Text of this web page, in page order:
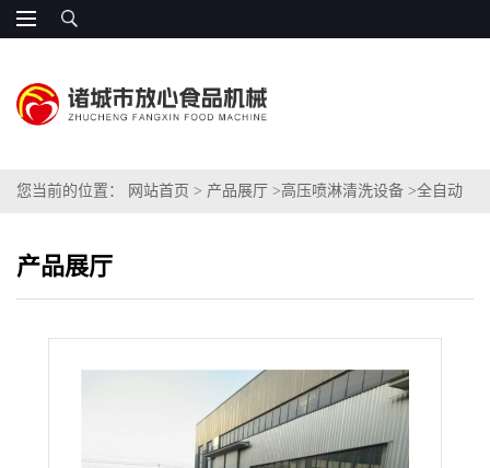
您当前的位置： 网站首页 > 产品展厅 >高压喷淋清洗设备 >全自动
产品展厅